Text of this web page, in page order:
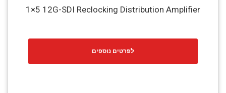
1×5 12G-SDI Reclocking Distribution Amplifier
לפרטים נוספים